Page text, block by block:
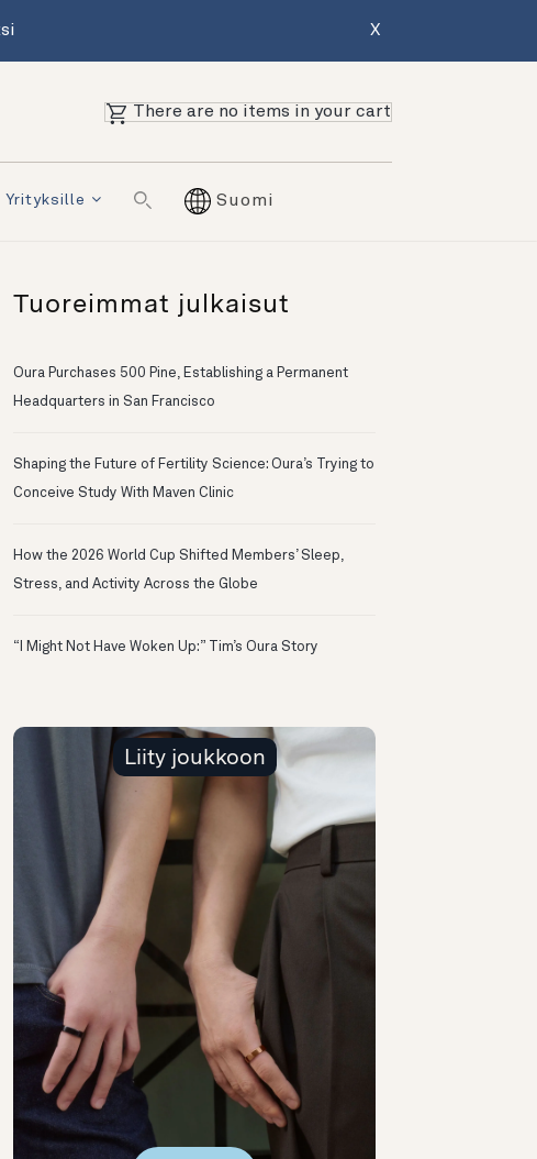
X
There are no items in your cart
Yrityksille Suomi
Tuoreimmat julkaisut
Oura Purchases 500 Pine, Establishing a Permanent
Headquarters in San Francisco
Shaping the Future of Fertility Science: Oura’s Trying to
Conceive Study With Maven Clinic
How the 2026 World Cup Shifted Members’ Sleep,
Stress, and Activity Across the Globe
“I Might Not Have Woken Up:” Tim’s Oura Story
Liity joukkoon